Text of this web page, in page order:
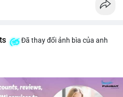
TP2: 78.80
gần nhất)
stop loss về điểm hòa vốn.
Đã thay đổi ảnh bìa của anh